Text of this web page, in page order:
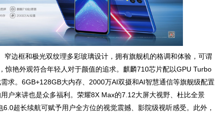
窄边框和极光双纹理多彩玻璃设计，拥有旗舰机的格调和体验，可谓
惊艳外观符合年轻人对于颜值的追求。麒麟710芯片配以GPU Turbo
求。6GB+128GB大内存、2000万AI双摄和AI智慧通信等旗舰级配置
户来讲也是众多福利。荣耀8X Max的7.12大屏大视野、杜比全景
超长续航可赋予用户全方位的视觉震撼、影院级视听感受。此外，